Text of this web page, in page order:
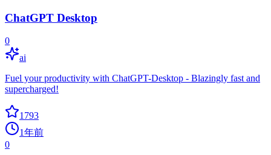
ChatGPT Desktop
0
ai
Fuel your productivity with ChatGPT-Desktop - Blazingly fast and
supercharged!
1793
1年前
0